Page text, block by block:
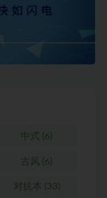
中式 (6)
古风 (6)
对抗本 (33)